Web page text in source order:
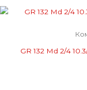
GR 132 Md 2/4